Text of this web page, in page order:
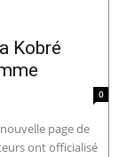
Kobré
0
page de
ont officialisé